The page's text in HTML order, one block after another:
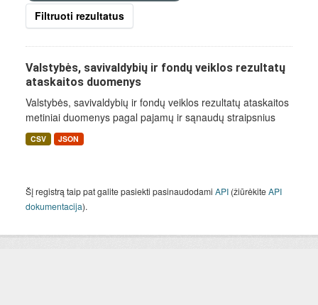
Filtruoti rezultatus
Valstybės, savivaldybių ir fondų veiklos rezultatų
ataskaitos duomenys
Valstybės, savivaldybių ir fondų veiklos rezultatų ataskaitos
metiniai duomenys pagal pajamų ir sąnaudų straipsnius
CSV JSON
Šį registrą taip pat galite pasiekti pasinaudodami API (žiūrėkiteAPI
dokumentacija).